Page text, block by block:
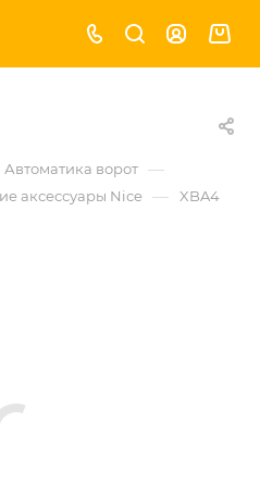
Автоматика ворот —
аксессуары Nice — XBA4